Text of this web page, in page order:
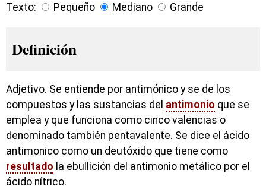
Texto: Pequeño Mediano Grande
Definición
Adjetivo. Se entiende por antimónico y se de los
compuestos y las sustancias del antimonio que se
emplea y que funciona como cinco valencias o
denominado también pentavalente. Se dice el ácido
antimonico como un deutóxido que tiene como
resultado la ebullición del antimonio metálico por el
ácido nítrico.